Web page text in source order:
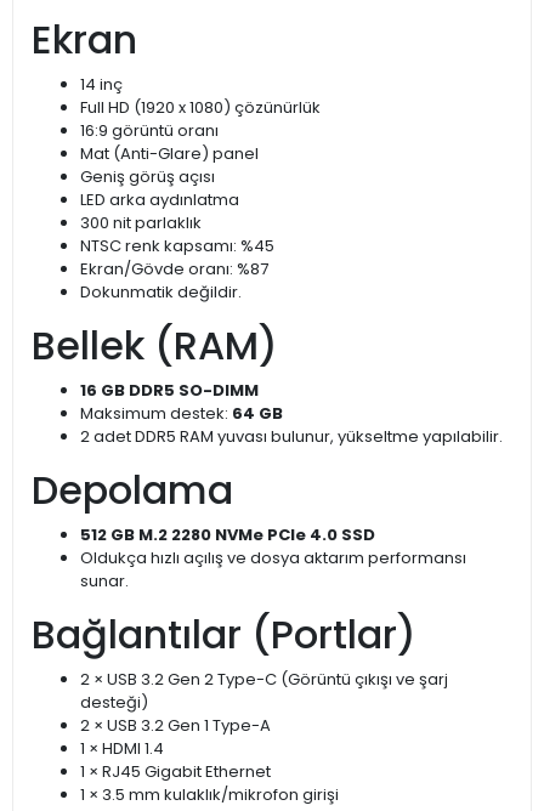
Ekran
14 inç
Full HD (1920 x 1080) çözünürlük
16:9 görüntü oranı
Mat (Anti-Glare) panel
Geniş görüş açısı
LED arka aydınlatma
300 nit parlaklık
NTSC renk kapsamı: %45
Ekran/Gövde oranı: %87
Dokunmatik değildir.
Bellek (RAM)
16 GB DDR5 SO-DIMM
Maksimum destek: 64 GB
2 adet DDR5 RAM yuvası bulunur, yükseltme yapılabilir.
Depolama
512 GB M.2 2280 NVMe PCIe 4.0 SSD
Oldukça hızlı açılış ve dosya aktarım performansı
sunar.
Bağlantılar (Portlar)
2 × USB 3.2 Gen 2 Type-C (Görüntü çıkışı ve şarj
desteği)
2 × USB 3.2 Gen 1 Type-A
1 × HDMI 1.4
1 × RJ45 Gigabit Ethernet
1 × 3.5 mm kulaklık/mikrofon girişi